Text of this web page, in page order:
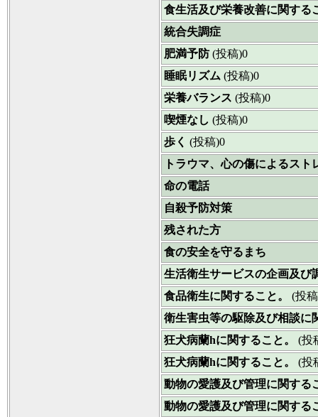
食生活及び栄養改善に関する
統合失調症
肥満予防(投稿)0
睡眠リズム (投稿)0
栄養バランス (投稿)0
喫煙なし (投稿)0
歩く (投稿)0
トラウマ、心の傷によるスト
命の電話
自殺予防対策
残された方
食の安全を守るまち
生活衛生サービスの企画及び
食品衛生に関すること。 (投
衛生害虫等の駆除及び相談に
狂犬病蘭hに関すること。 (投
狂犬病蘭hに関すること。 (投
動物の愛護及び管理に関する
動物の愛護及び管理に関する